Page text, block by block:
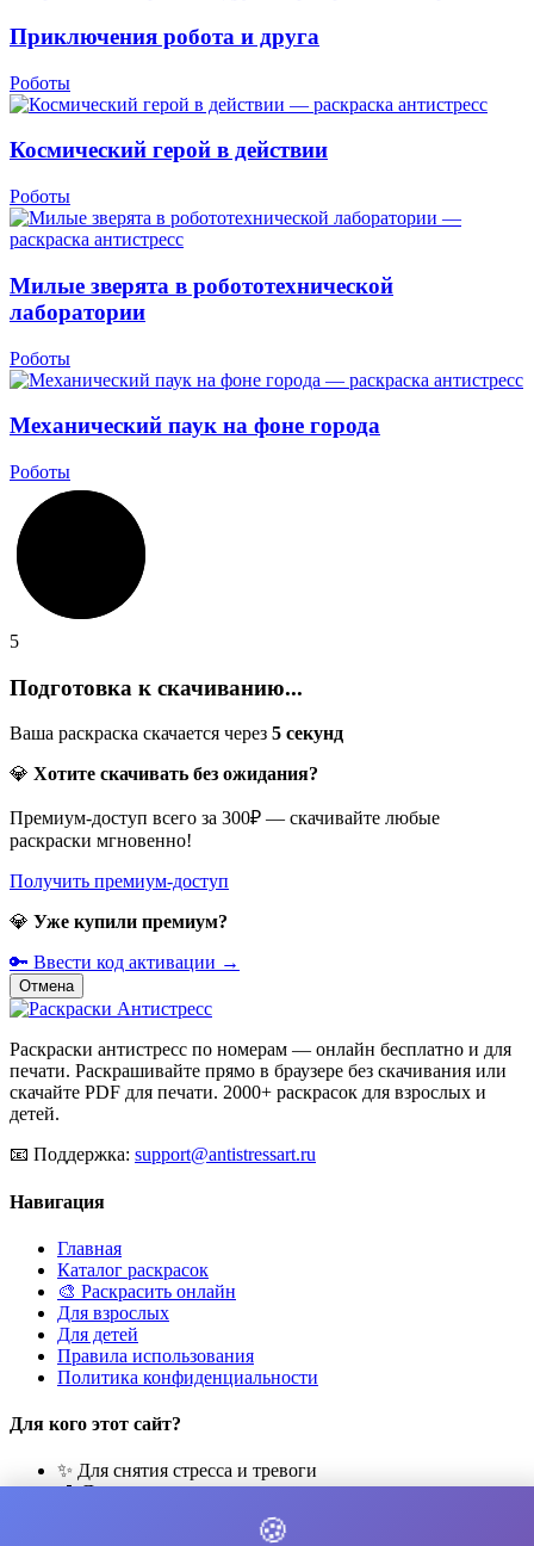
Приключения робота и друга
Роботы
Космический герой в действии
Роботы
Милые зверята в робототехнической
лаборатории
Роботы
Механический паук на фоне города
Роботы
5
Подготовка к скачиванию...
Ваша раскраска скачается через 5 секунд
💎 Хотите скачивать без ожидания?
Премиум-доступ всего за 300₽ — скачивайте любые
раскраски мгновенно!
Получить премиум-доступ
💎 Уже купили премиум?
🔑 Ввести код активации →
Отмена
Раскраски антистресс по номерам — онлайн бесплатно и для
печати. Раскрашивайте прямо в браузере без скачивания или
скачайте PDF для печати. 2000+ раскрасок для взрослых и
детей.
📧 Поддержка: support@antistressart.ru
Навигация
Главная
Каталог раскрасок
🎨 Раскрасить онлайн
Для взрослых
Для детей
Правила использования
Политика конфиденциальности
Для кого этот сайт?
✨ Для снятия стресса и тревоги
🎨 Для развития креативности
🧘 Для медитации и расслабления
👨‍👩‍👧‍👦 Для семейного досуга
🍪